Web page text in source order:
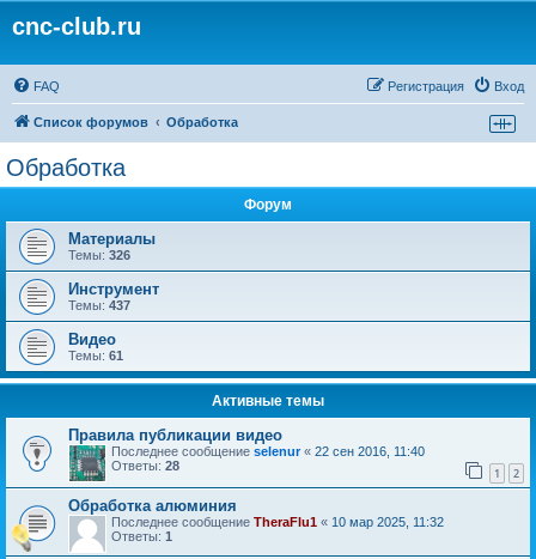
cnc-club.ru
FAQ Вход
Регистрация
Список форумов Обработка
Обработка
Форум
Материалы
Темы: 326
Инструмент
Темы: 437
Видео
Темы: 61
Активные темы
Правила публикации видео
Последнее сообщение selenur« 22 сен 2016, 11:40
Ответы: 28 1 2
Обработка алюминия
Последнее сообщение TheraFlu1 « 10 мар 2025, 11:32
Ответы: 1